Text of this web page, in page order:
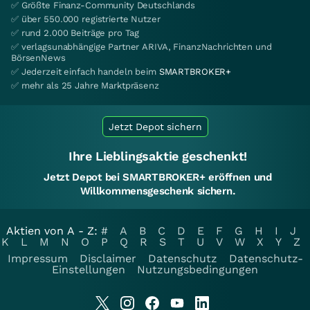
✅ Größte Finanz-Community Deutschlands
✅ über 550.000 registrierte Nutzer
✅ rund 2.000 Beiträge pro Tag
✅ verlagsunabhängige Partner ARIVA, FinanzNachrichten und
BörsenNews
✅ Jederzeit einfach handeln beim SMARTBROKER+
✅ mehr als 25 Jahre Marktpräsenz
Jetzt Depot sichern
Ihre Lieblingsaktie geschenkt!
Jetzt Depot bei SMARTBROKER+ eröffnen und
Willkommensgeschenk sichern.
Aktien von A - Z: # A B C D E F G H I
J
K
L M N O P Q R S T U V W X Y
Z
Impressum
Disclaimer Datenschutz
Datenschutz-
Einstellungen
Nutzungsbedingungen